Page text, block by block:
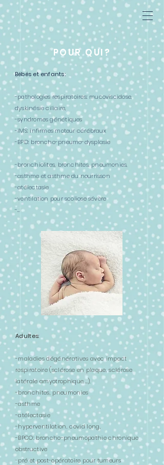
POUR QUI?
Adultes:
-maladies dégénératives avec impact
respiratoire (sclérose en plaque, sclérose
latérale amyotrophique,…),
-bronchites, pneumonies
-asthme
-atélectasie
-hyperventilation, covid long,
-BPCO: broncho-pneumopathie chronique
obstructive
-pré et post-opératoire pour tumeurs
Bébés et enfants:
-pathologies respiratoires: mucoviscidose,
dyskinésie ciliaire,
-syndromes génétiques
-IMS: infirmes moteur cérébraux
-BPD: broncho-pneumo-dysplasie
-bronchiolites, bronchites, pneumonies,
-asthme et asthme du nourrisson
-atélectasie
-ventilation pour scoliose sévère
-...